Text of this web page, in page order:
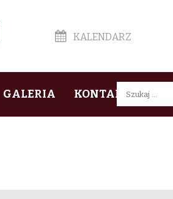
KALENDARZ
GALERIA KONTAKTSzukaj: